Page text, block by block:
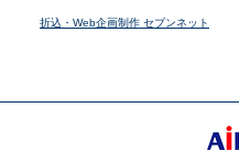
折込・Web企画制作 セブンネット